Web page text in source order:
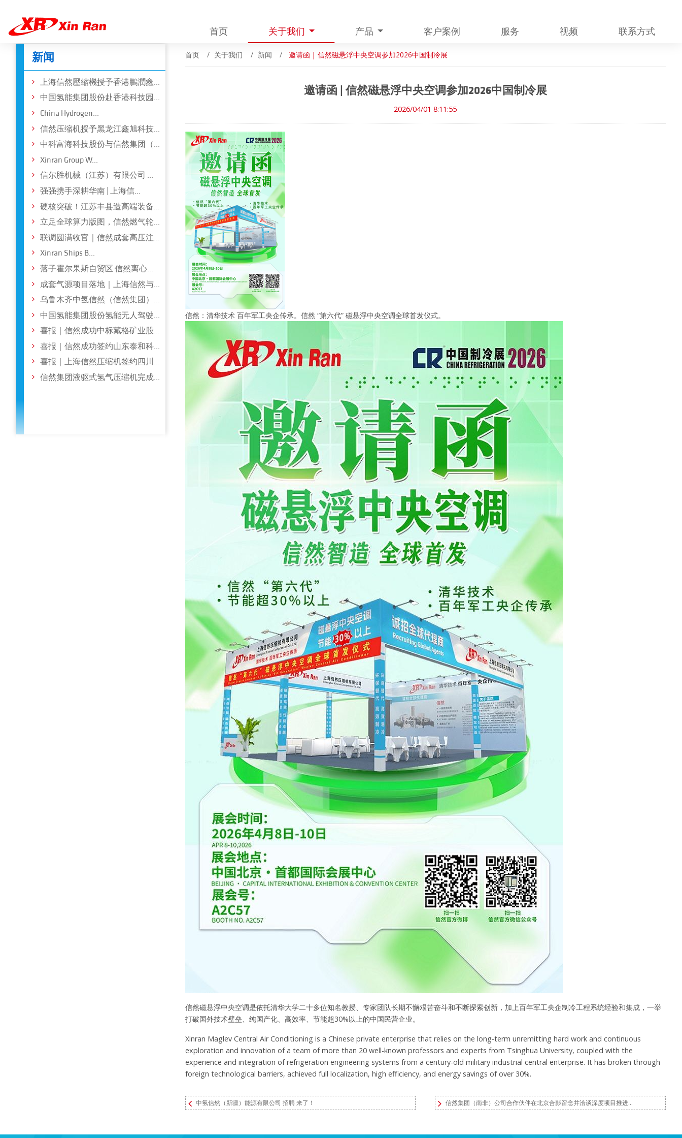
首页 关于我们 产品 客户案例 服务 视频 联系方式
首页 关于我们 新闻 邀请函 | 信然磁悬浮中央空调参加2026中国制冷展
邀请函 | 信然磁悬浮中央空调参加2026中国制冷展
2026/04/01 8:11:55
信然：清华技术 百年军工央企传承。信然 “第六代” 磁悬浮中央空调全球首发仪式。
信然磁悬浮中央空调是依托清华大学二十多位知名教授、专家团队长期不懈艰苦奋斗和不断探索创新，加上百年军工央企制冷工程系统经验和集成，一举
打破国外技术壁垒、纯国产化、高效率、节能超30%以上的中国民营企业。
Xinran Maglev Central Air Conditioning is a Chinese private enterprise that relies on the long-term unremitting hard work and continuous
exploration and innovation of a team of more than 20 well-known professors and experts from Tsinghua University, coupled with the
experience and integration of refrigeration engineering systems from a century-old military industrial central enterprise. It has broken through
foreign technological barriers, achieved full localization, high efficiency, and energy savings of over 30%.
中氢信然（新疆）能源有限公司 招聘 来了！ 信然集团（南非）公司合作伙伴在北京合影留念并洽谈深度项目推进…
新闻
上海信然壓縮機授予香港鵬潤鑫...
中国氢能集团股份赴香港科技园...
China Hydrogen...
信然压缩机授予黑龙江鑫旭科技...
中科富海科技股份与信然集团（...
Xinran Group W...
信尔胜机械（江苏）有限公司 ...
强强携手深耕华南 | 上海信...
硬核突破！江苏丰县造高端装备...
立足全球算力版图，信然燃气轮...
联调圆满收官｜信然成套高压注...
Xinran Ships B...
落子霍尔果斯自贸区 信然离心...
成套气源项目落地｜上海信然与...
乌鲁木齐中氢信然（信然集团）...
中国氢能集团股份氢能无人驾驶...
喜报｜信然成功中标藏格矿业股...
喜报｜信然成功签约山东泰和科...
喜报｜上海信然压缩机签约四川...
信然集团液驱式氢气压缩机完成...